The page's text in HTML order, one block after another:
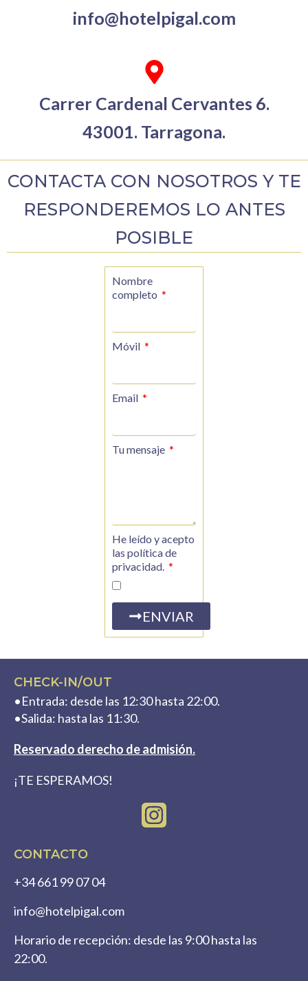
info@hotelpigal.com
Carrer Cardenal Cervantes 6.
43001. Tarragona.
CONTACTA CON NOSOTROS Y TE
RESPONDEREMOS LO ANTES
POSIBLE
Nombre
completo
Móvil
Email
Tu mensaje
He leído y acepto
las política de
privacidad.
ENVIAR
CHECK-IN/OUT
•Entrada: desde las 12:30 hasta 22:00.
•Salida: hasta las 11:30.
Reservado derecho de admisión.
¡TE ESPERAMOS!
I
n
r
CONTACTO
+34 661 99 07 04
info@hotelpigal.com
Horario de recepción: desde las 9:00 hasta las
22:00.